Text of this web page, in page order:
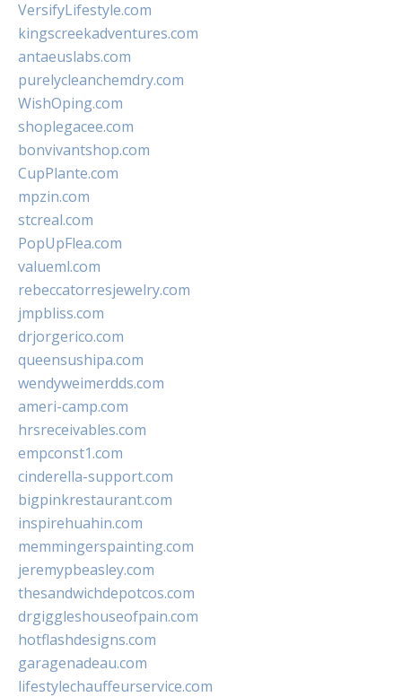
VersifyLifestyle.com
kingscreekadventures.com
antaeuslabs.com
purelycleanchemdry.com
WishOping.com
shoplegacee.com
bonvivantshop.com
CupPlante.com
mpzin.com
stcreal.com
PopUpFlea.com
valueml.com
rebeccatorresjewelry.com
jmpbliss.com
drjorgerico.com
queensushipa.com
wendyweimerdds.com
ameri-camp.com
hrsreceivables.com
empconst1.com
cinderella-support.com
bigpinkrestaurant.com
inspirehuahin.com
memmingerspainting.com
jeremypbeasley.com
thesandwichdepotcos.com
drgiggleshouseofpain.com
hotflashdesigns.com
garagenadeau.com
lifestylechauffeurservice.com